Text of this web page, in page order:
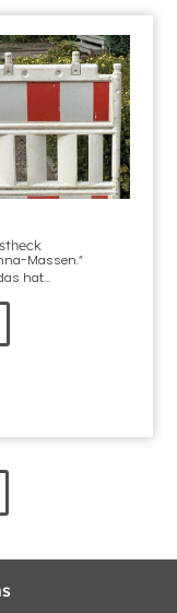
Massen.“
hat...